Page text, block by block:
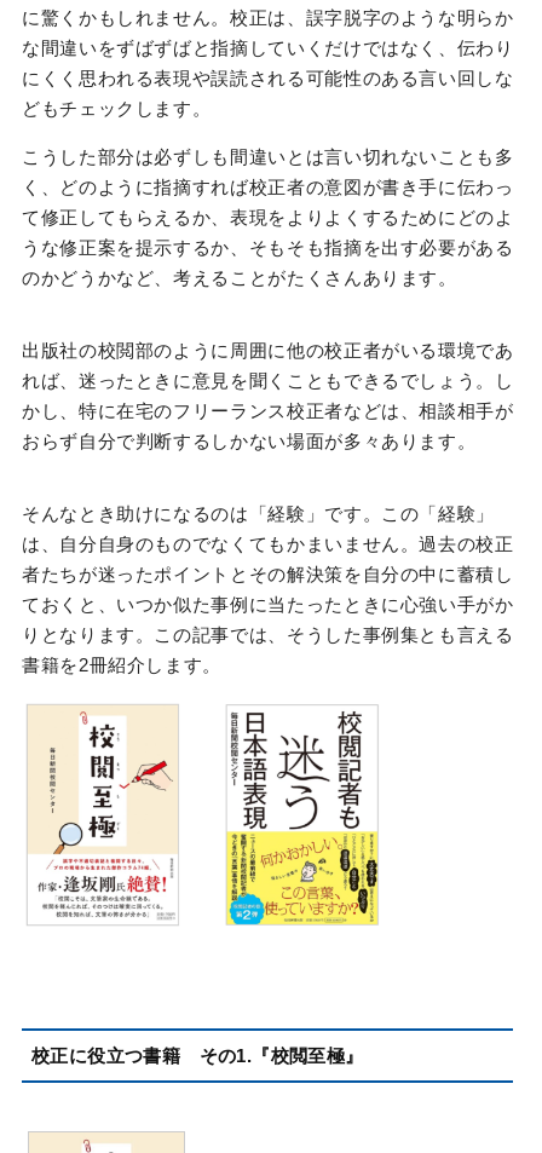
に驚くかもしれません。校正は、誤字脱字のような明らか
な間違いをずばずばと指摘していくだけではなく、伝わり
にくく思われる表現や誤読される可能性のある言い回しな
どもチェックします。
こうした部分は必ずしも間違いとは言い切れないことも多
く、どのように指摘すれば校正者の意図が書き手に伝わっ
て修正してもらえるか、表現をよりよくするためにどのよ
うな修正案を提示するか、そもそも指摘を出す必要がある
のかどうかなど、考えることがたくさんあります。
出版社の校閲部のように周囲に他の校正者がいる環境であ
れば、迷ったときに意見を聞くこともできるでしょう。し
かし、特に在宅のフリーランス校正者などは、相談相手が
おらず自分で判断するしかない場面が多々あります。
そんなとき助けになるのは「経験」です。この「経験」
は、自分自身のものでなくてもかまいません。過去の校正
者たちが迷ったポイントとその解決策を自分の中に蓄積し
ておくと、いつか似た事例に当たったときに心強い手がか
りとなります。この記事では、そうした事例集とも言える
書籍を2冊紹介します。
校正に役立つ書籍 その1.『校閲至極』